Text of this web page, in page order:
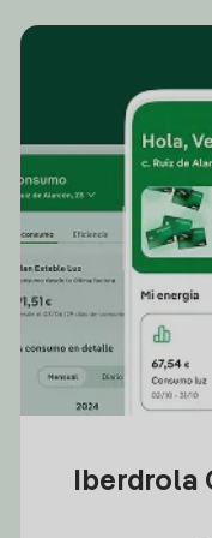
Iberdrola